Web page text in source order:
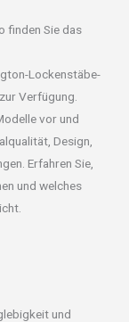
finden Sie das
Lockenstäbe-
Verfügung.
vor und
Design,
Erfahren Sie,
und welches
und